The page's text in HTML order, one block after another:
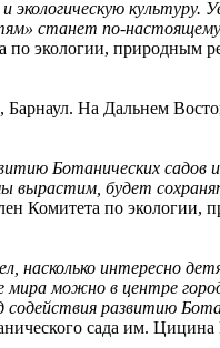
культуру.
станет по-настоящему
экологии, природным
На Дальнем
Ботанических садов
вырастим, будет
Комитета по
насколько интересно
можно в центре
развитию
сада им.